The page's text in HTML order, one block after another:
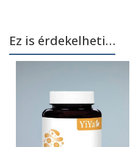
Ez is érdekelheti…